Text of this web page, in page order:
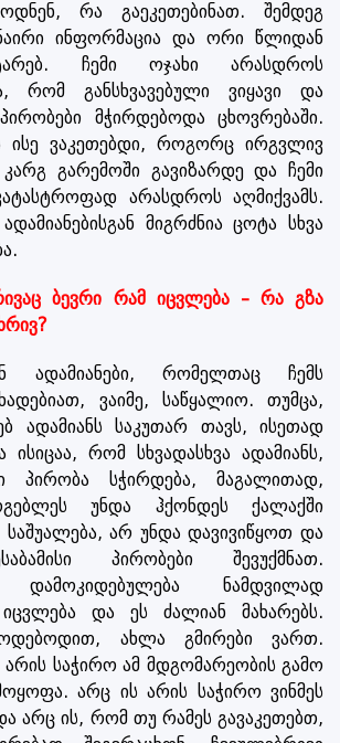
რა გაეკეთებინათ. შემდეგ
ინფორმაცია და ორი წლიდან
ჩემი ოჯახი არასდროს
რომ განსხვავებული ვიყავი და
მჭირდებოდა ცხოვრებაში.
ისე ვაკეთებდი, როგორც ირგვლივ
კარგ გარემოში გავიზარდე და ჩემი
არასდროს აღმიქვამს.
მიგრძნია ცოტა სხვა
ბევრი რამ იცვლება – რა გზა
ადამიანები, რომელთაც ჩემს
ვაიმე, საწყალიო. თუმცა,
ადამიანს საკუთარ თავს, ისეთად
ისიცაა, რომ სხვადასხვა ადამიანს,
პირობა სჭირდება, მაგალითად,
უნდა ჰქონდეს ქალაქში
არ უნდა დავივიწყოთ და
პირობები შევუქმნათ.
დამოკიდებულება ნამდვილად
იცვლება და ეს ძალიან მახარებს.
ახლა გმირები ვართ.
საჭირო ამ მდგომარეობის გამო
არც ის არის საჭირო ვინმეს
არც ის, რომ თუ რამეს გავაკეთებთ,